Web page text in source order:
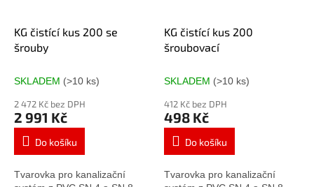
KG čistící kus 200 se
šrouby
SKLADEM (>10 ks)
2 472 Kč bez DPH
2 991 Kč
Do košíku
Tvarovka pro kanalizační
KG čistící kus 200
šroubovací
SKLADEM (>10 ks)
412 Kč bez DPH
498 Kč
Do košíku
Tvarovka pro kanalizační